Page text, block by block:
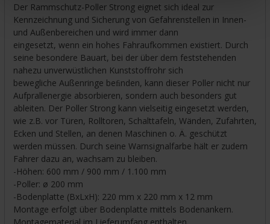
Der Rammschutz-Poller Strong eignet sich ideal zur
Kennzeichnung und Sicherung von Gefahrenstellen in Innen-
und Außenbereichen und wird immer dann
eingesetzt, wenn ein hohes Fahraufkommen existiert. Durch
seine besondere Bauart, bei der über dem feststehenden
nahezu unverwüstlichen Kunststoffrohr sich
bewegliche Außenringe beﬁnden, kann dieser Poller nicht nur
Aufprallenergie absorbieren, sondern auch besonders gut
ableiten. Der Poller Strong kann vielseitig eingesetzt werden,
wie z.B. vor Türen, Rolltoren, Schalttafeln, Wänden, Zufahrten,
Ecken und Stellen, an denen Maschinen o. Ä. geschützt
werden müssen. Durch seine Warnsignalfarbe hält er zudem
Fahrer dazu an, wachsam zu bleiben.
-Höhen: 600 mm / 900 mm / 1.100 mm
-Poller: ø 200 mm
-Bodenplatte (BxLxH): 220 mm x 220 mm x 12 mm
Montage erfolgt über Bodenplatte mittels Bodenankern.